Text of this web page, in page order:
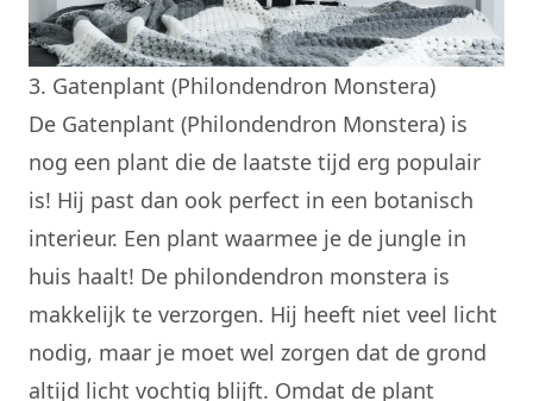
3. Gatenplant (Philondendron Monstera)
De Gatenplant (Philondendron Monstera) is
nog een plant die de laatste tijd erg populair
is! Hij past dan ook perfect in een botanisch
interieur. Een plant waarmee je de jungle in
huis haalt! De philondendron monstera is
makkelijk te verzorgen. Hij heeft niet veel licht
nodig, maar je moet wel zorgen dat de grond
altijd licht vochtig blijft. Omdat de plant